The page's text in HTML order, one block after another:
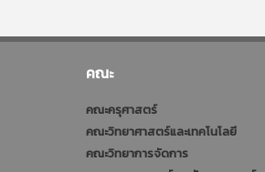
คณะ
คณะครุศาสตร์
คณะวิทยาศาสตร์และเทคโนโลยี
คณะวิทยาการจัดการ